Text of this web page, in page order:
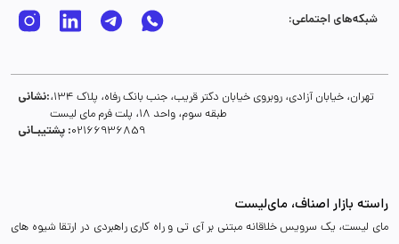
شبکه‌های اجتماعی:
نشانی:تهران، خیابان آزادی، روبروی خیابان دکتر قریب، جنب بانک رفاه، پلاک 134،
طبقه سوم، واحد 18، پلت فرم مای لیست
پشتیبـانی :02166936859
راسته بازار اصناف، مای‌لیست
مای لیست، یک سرویس خلاقانه مبتنی بر آی تی و راه کاری راهبردی در ارتقا شیوه های